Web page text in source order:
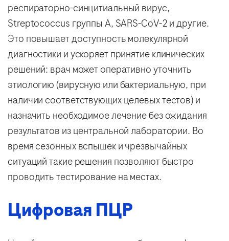
респираторно-синцитиальный вирус,
Streptococcus группы A, SARS-CoV-2 и другие.
Это повышает доступность молекулярной
диагностики и ускоряет принятие клинических
решений: врач может оперативно уточнить
этиологию (вирусную или бактериальную, при
наличии соответствующих целевых тестов) и
назначить необходимое лечение без ожидания
результатов из центральной лаборатории. Во
время сезонных вспышек и чрезвычайных
ситуаций такие решения позволяют быстро
проводить тестирование на местах.
Цифровая ПЦР